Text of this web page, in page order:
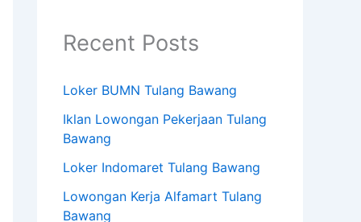
Recent Posts
Loker BUMN Tulang Bawang
Iklan Lowongan Pekerjaan Tulang
Bawang
Loker Indomaret Tulang Bawang
Lowongan Kerja Alfamart Tulang
Bawang